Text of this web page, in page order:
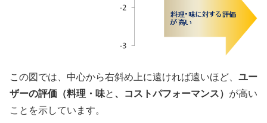
この図では、中心から右斜め上に遠ければ遠いほど、 ユー
ザーの評価（料理・味と 、コストパフォーマンス） が高い
ことを示しています。